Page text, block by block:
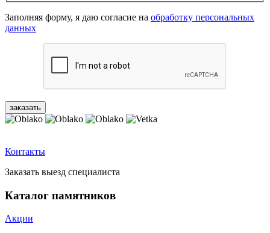
Заполняя форму, я даю согласие на обработку персональных
данных
Контакты
Заказать выезд специалиста
Каталог памятников
Акции